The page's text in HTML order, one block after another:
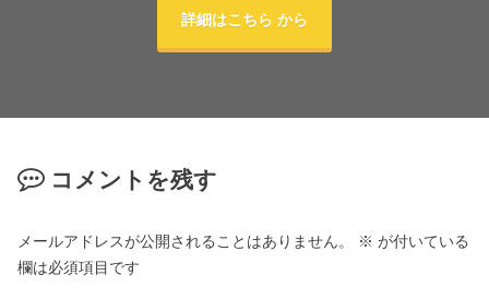
詳細はこちら から
コメントを残す
メールアドレスが公開されることはありません。 ※ が付いている
欄は必須項目です